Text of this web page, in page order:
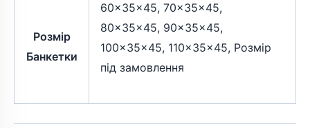
Розмір
Банкетки
60×35×45, 70×35×45,
80×35×45, 90×35×45,
100×35×45, 110×35×45, Розмір
під замовлення